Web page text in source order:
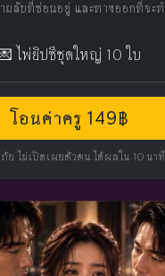
ามลับที่ซ่อนอยู่ และทางออกที่จ
ไพ่ยิปซีชุดใหญ่ 10 ใบ
โอนค่าครู 149฿
ย ไม่เปิดเผยตัวตน ได้ผลใน 10 นาที